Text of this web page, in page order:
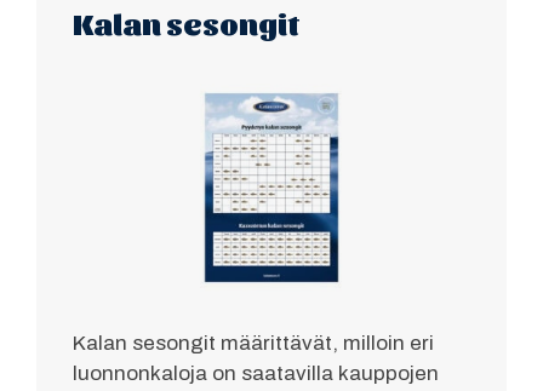
Kalan sesongit
Kalan sesongit määrittävät, milloin eri
luonnonkaloja on saatavilla kauppojen